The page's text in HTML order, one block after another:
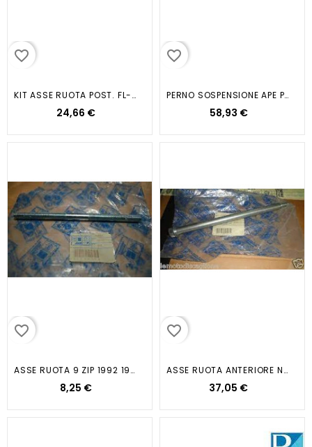
favorite_border
KIT ASSE RUOTA POST. FL-FREE-NRG...
24,66 €
favorite_border
PERNO SOSPENSIONE APE POKER BZ E
58,93 €
favorite_border
ASSE RUOTA 9 ZIP 1992 1996
8,25 €
favorite_border
ASSE RUOTA ANTERIORE NTT NRG...
37,05 €